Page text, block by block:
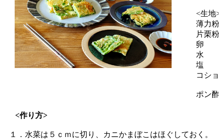
<生地
薄力
片栗
卵
水
塩
コ
ポン
<作り方>
１．水菜は５ｃｍに切り、カニかまぼこはほぐしておく。